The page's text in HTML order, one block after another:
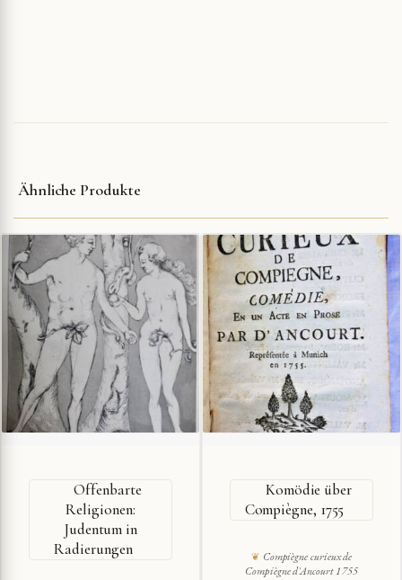
Ähnliche Produkte
Offenbarte
Religionen:
Judentum in
Radierungen
Komödie über
Compiègne, 1755
Compiègne curieux de
Compiègne d'Ancourt 1755